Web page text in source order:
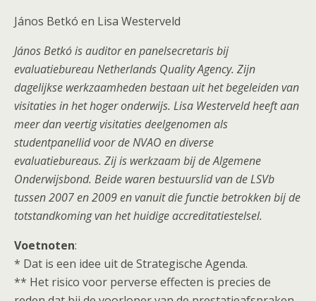
János Betkó en Lisa Westerveld
János Betkó is auditor en panelsecretaris bij
evaluatiebureau Netherlands Quality Agency. Zijn
dagelijkse werkzaamheden bestaan uit het begeleiden van
visitaties in het hoger onderwijs. Lisa Westerveld heeft aan
meer dan veertig visitaties deelgenomen als
studentpanellid voor de NVAO en diverse
evaluatiebureaus. Zij is werkzaam bij de Algemene
Onderwijsbond. Beide waren bestuurslid van de LSVb
tussen 2007 en 2009 en vanuit die functie betrokken bij de
totstandkoming van het huidige accreditatiestelsel.
Voetnoten:
* Dat is een idee uit de Strategische Agenda.
** Het risico voor perverse effecten is precies de